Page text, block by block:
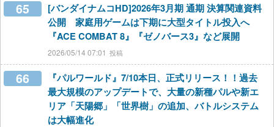
65
[バンダイナムコHD]2026年3月期 通期 決算関連資料
公開 家庭用ゲームは下期に大型タイトル投入へ
『ACE COMBAT 8』『ゼノバース3』など展開
2026/05/14 07:01
66
『パルワールド』7/10本日、正式リリース！！過去
最大規模のアップデートで、大量の新種パルや新エ
リア「天陽郷」「世界樹」の追加、バトルシステム
は大幅進化